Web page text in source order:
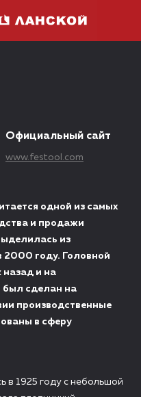
Официальный сайт
www.festool.com
одной из самых
и продажи
из
2000 году. Головной
назад и на
был сделан на
производственные
в сферу
в 1925 году с небольшой